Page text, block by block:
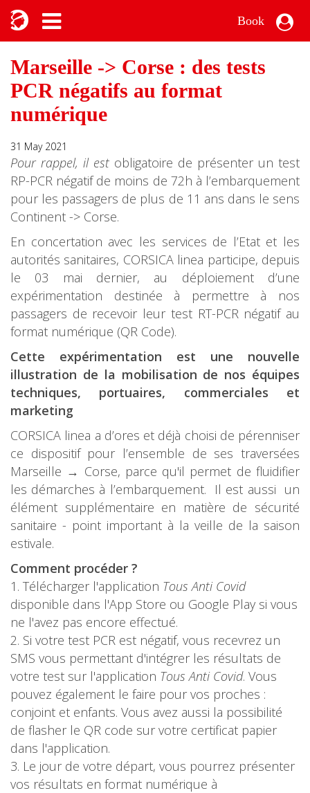
Book
Marseille -> Corse : des tests
PCR négatifs au format
numérique
31 May 2021
Pour rappel, il est obligatoire de présenter un test
RP-PCR négatif de moins de 72h à l’embarquement
pour les passagers de plus de 11 ans dans le sens
Continent -> Corse.
En concertation avec les services de l’Etat et les
autorités sanitaires, CORSICA linea participe, depuis
le 03 mai dernier, au déploiement d’une
expérimentation destinée à permettre à nos
passagers de recevoir leur test RT-PCR négatif au
format numérique (QR Code).
Cette expérimentation est une nouvelle
illustration de la mobilisation de nos équipes
techniques, portuaires, commerciales et
marketing
CORSICA linea a d’ores et déjà choisi de pérenniser
ce dispositif pour l’ensemble de ses traversées
Marseille → Corse, parce qu'il permet de fluidifier
les démarches à l’embarquement. Il est aussi un
élément supplémentaire en matière de sécurité
sanitaire - point important à la veille de la saison
estivale.
Comment procéder ?
Télécharger l'application Tous Anti Covid
disponible dans l'App Store ou Google Play si vous
ne l'avez pas encore effectué.
Si votre test PCR est négatif, vous recevrez un
SMS vous permettant d'intégrer les résultats de
votre test sur l'application Tous Anti Covid. Vous
pouvez également le faire pour vos proches :
conjoint et enfants. Vous avez aussi la possibilité
de flasher le QR code sur votre certificat papier
dans l'application.
Le jour de votre départ, vous pourrez présenter
vos résultats en format numérique à